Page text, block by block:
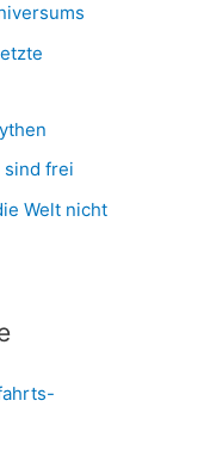
sind frei
Welt nicht